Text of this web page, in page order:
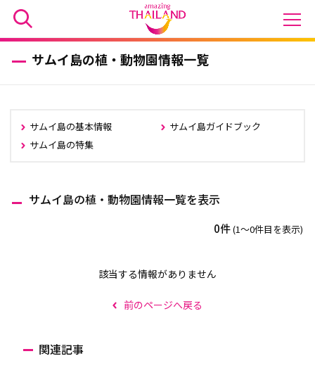
サムイ島の植・動物園情報一覧
サムイ島の基本情報
サムイ島ガイドブック
サムイ島の特集
サムイ島の植・動物園情報一覧を表示
0件(1〜0件目を表示)
該当する情報がありません
前のページへ戻る
関連記事